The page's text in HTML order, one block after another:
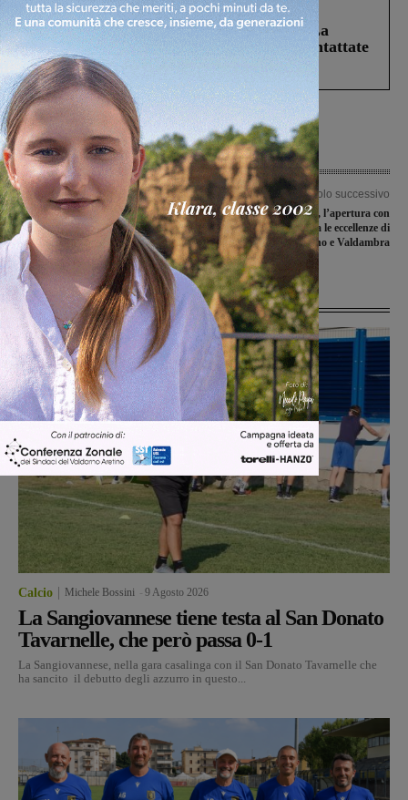
Cronaca 5 Agosto 2026
Continuano le ricerche di Miah Billal. La
Prefettura: “In caso di avvistamento contattate
il 112”
Articolo precedente
Due pareggi, una sconfitta e un rinvio
nella domenica di Promozione
Articolo successivo
Anteprime di Toscana, l’apertura con
Sting e in vetrina le eccellenze di
Valdarno e Valdambra
Ultime Notizie
Calcio Michele Bossini 9 Agosto 2026
La Sangiovannese tiene testa al San Donato
Tavarnelle, che però passa 0-1
La Sangiovannese, nella gara casalinga con il San Donato Tavarnelle che
ha sancito il debutto degli azzurro in questo...